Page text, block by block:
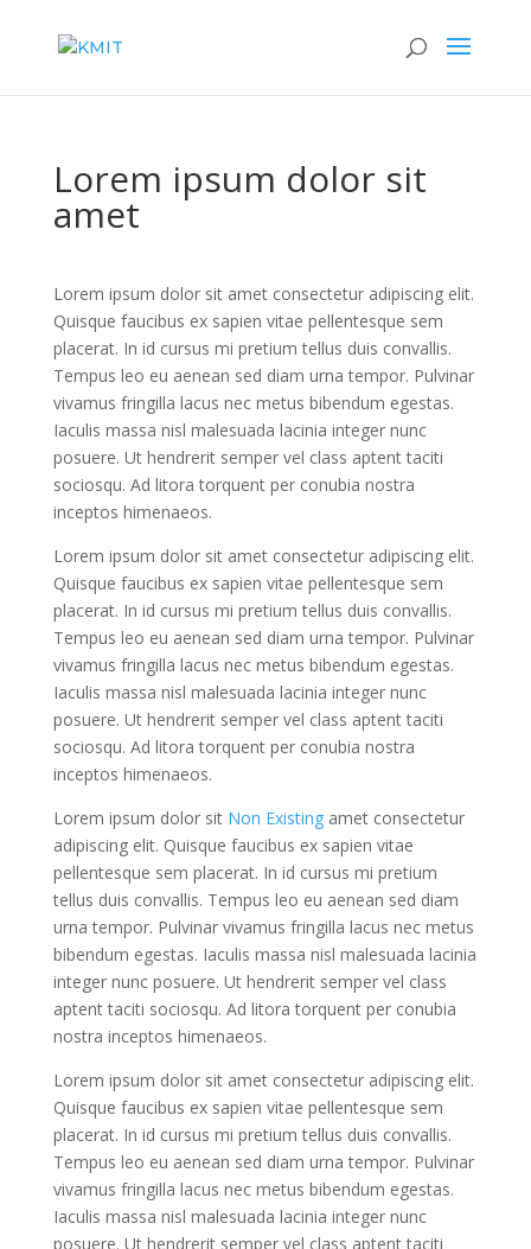
Lorem ipsum dolor sit
amet
Lorem ipsum dolor sit amet consectetur adipiscing elit.
Quisque faucibus ex sapien vitae pellentesque sem
placerat. In id cursus mi pretium tellus duis convallis.
Tempus leo eu aenean sed diam urna tempor. Pulvinar
vivamus fringilla lacus nec metus bibendum egestas.
Iaculis massa nisl malesuada lacinia integer nunc
posuere. Ut hendrerit semper vel class aptent taciti
sociosqu. Ad litora torquent per conubia nostra
inceptos himenaeos.
Lorem ipsum dolor sit amet consectetur adipiscing elit.
Quisque faucibus ex sapien vitae pellentesque sem
placerat. In id cursus mi pretium tellus duis convallis.
Tempus leo eu aenean sed diam urna tempor. Pulvinar
vivamus fringilla lacus nec metus bibendum egestas.
Iaculis massa nisl malesuada lacinia integer nunc
posuere. Ut hendrerit semper vel class aptent taciti
sociosqu. Ad litora torquent per conubia nostra
inceptos himenaeos.
Lorem ipsum dolor sit Non Existingamet consectetur
adipiscing elit. Quisque faucibus ex sapien vitae
pellentesque sem placerat. In id cursus mi pretium
tellus duis convallis. Tempus leo eu aenean sed diam
urna tempor. Pulvinar vivamus fringilla lacus nec metus
bibendum egestas. Iaculis massa nisl malesuada lacinia
integer nunc posuere. Ut hendrerit semper vel class
aptent taciti sociosqu. Ad litora torquent per conubia
nostra inceptos himenaeos.
Lorem ipsum dolor sit amet consectetur adipiscing elit.
Quisque faucibus ex sapien vitae pellentesque sem
placerat. In id cursus mi pretium tellus duis convallis.
Tempus leo eu aenean sed diam urna tempor. Pulvinar
vivamus fringilla lacus nec metus bibendum egestas.
Iaculis massa nisl malesuada lacinia integer nunc
posuere. Ut hendrerit semper vel class aptent taciti